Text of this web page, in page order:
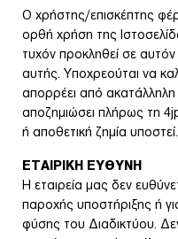
Ο χρήστης/επισκέπτης
ορθή χρήση της
τυχόν προκληθεί σε
αυτής. Υποχρεούται να
απορρέει από
αποζημιώσει πλήρως τη
ή αποθετική ζημία υποστεί.
ΕΤΑΙΡΙΚΗ ΕΥΘΥΝΗ
Η εταιρεία μας δεν
παροχής υποστήριξης ή
φύσης του Διαδικτύου.